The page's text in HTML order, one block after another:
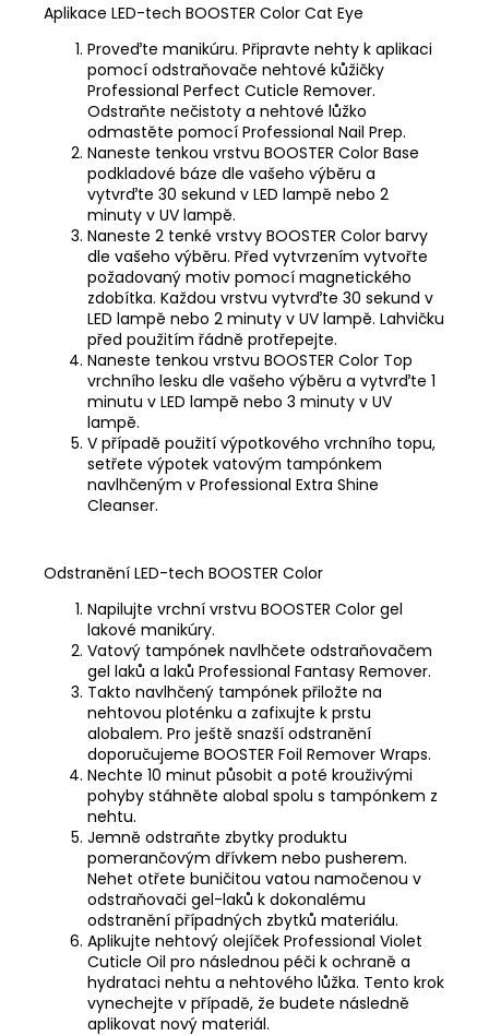
Aplikace LED-tech BOOSTER Color Cat Eye
Proveďte manikúru. Připravte nehty k aplikaci
pomocí odstraňovače nehtové kůžičky
Professional Perfect Cuticle Remover.
Odstraňte nečistoty a nehtové lůžko
odmastěte pomocí Professional Nail Prep.
Naneste tenkou vrstvu BOOSTER Color Base
podkladové báze dle vašeho výběru a
vytvrďte 30 sekund v LED lampě nebo 2
minuty v UV lampě.
Naneste 2 tenké vrstvy BOOSTER Color barvy
dle vašeho výběru. Před vytvrzením vytvořte
požadovaný motiv pomocí magnetického
zdobítka. Každou vrstvu vytvrďte 30 sekund v
LED lampě nebo 2 minuty v UV lampě. Lahvičku
před použitím řádně protřepejte.
Naneste tenkou vrstvu BOOSTER Color Top
vrchního lesku dle vašeho výběru a vytvrďte 1
minutu v LED lampě nebo 3 minuty v UV
lampě.
V případě použití výpotkového vrchního topu,
setřete výpotek vatovým tampónkem
navlhčeným v Professional Extra Shine
Cleanser.
Odstranění LED-tech BOOSTER Color
Napilujte vrchní vrstvu BOOSTER Color gel
lakové manikúry.
Vatový tampónek navlhčete odstraňovačem
gel laků a laků Professional Fantasy Remover.
Takto navlhčený tampónek přiložte na
nehtovou ploténku a zafixujte k prstu
alobalem. Pro ještě snazší odstranění
doporučujeme BOOSTER Foil Remover Wraps.
Nechte 10 minut působit a poté krouživými
pohyby stáhněte alobal spolu s tampónkem z
nehtu.
Jemně odstraňte zbytky produktu
pomerančovým dřívkem nebo pusherem.
Nehet otřete buničitou vatou namočenou v
odstraňovači gel-laků k dokonalému
odstranění případných zbytků materiálu.
Aplikujte nehtový olejíček Professional Violet
Cuticle Oil pro následnou péči k ochraně a
hydrataci nehtu a nehtového lůžka. Tento krok
vynechejte v případě, že budete následně
aplikovat nový materiál.